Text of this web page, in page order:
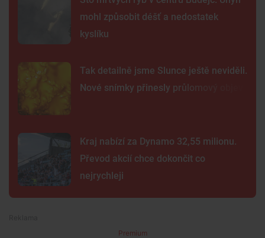
mohl způsobit déšť a nedostatek
kyslíku
Tak detailně jsme Slunce ještě neviděli.
Nové snímky přinesly průlomový objev
Kraj nabízí za Dynamo 32,55 milionu.
Převod akcií chce dokončit co
nejrychleji
Premium